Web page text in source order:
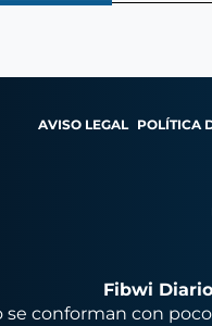
AVISO LEGAL POLÍTICA
Fibwi
se conforman con